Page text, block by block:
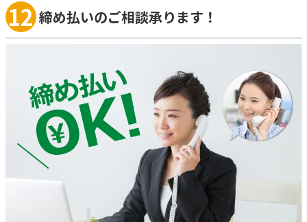
12 締め払いのご相談承ります！